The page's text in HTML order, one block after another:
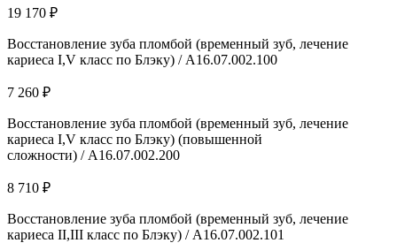
19 170 ₽
Восстановление зуба пломбой (временный зуб, лечение
кариеса I,V класс по Блэку) / А16.07.002.100
7 260 ₽
Восстановление зуба пломбой (временный зуб, лечение
кариеса I,V класс по Блэку) (повышенной
сложности) / А16.07.002.200
8 710 ₽
Восстановление зуба пломбой (временный зуб, лечение
кариеса II,III класс по Блэку) / А16.07.002.101